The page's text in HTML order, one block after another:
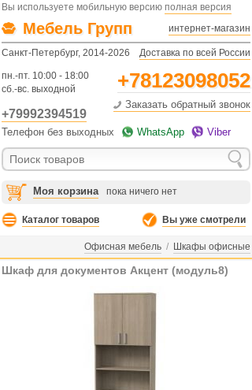
Вы используете мобильную версию полная версия
Мебель Групп интернет-магазин
Санкт-Петербург, 2014-2026 Доставка по всей России
пн.-пт. 10:00 - 18:00
сб.-вс. выходной
+78123098052
+79992394519
Заказать обратный звонок
Телефон без выходных WhatsApp Viber
Моя корзина пока ничего нет
Каталог товаров Вы уже смотрели
Офисная мебель / Шкафы офисные
Шкаф для документов Акцент (модуль8)